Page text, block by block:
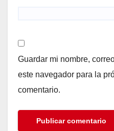
Guardar mi nombre,
este navegador para la
comentario.